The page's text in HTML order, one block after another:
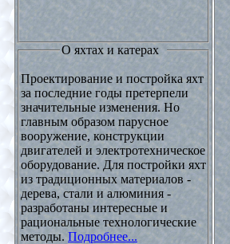
О яхтах и катерах
Проектирование и постройка яхт
за последние годы претерпели
значительные изменения. Но
главным образом парусное
вооружение, конструкции
двигателей и электротехническое
оборудование. Для постройки яхт
из традиционных материалов -
дерева, стали и алюминия -
разработаны интересные и
рациональные технологические
методы.Подробнее...